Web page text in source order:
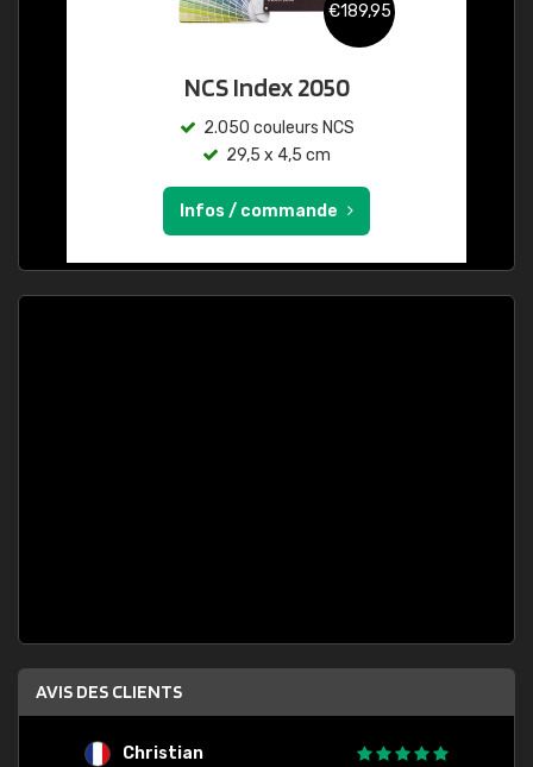
€189,95
NCS Index 2050
2.050 couleurs NCS
29,5 x 4,5 cm
Infos / commande
AVIS DES CLIENTS
Christian